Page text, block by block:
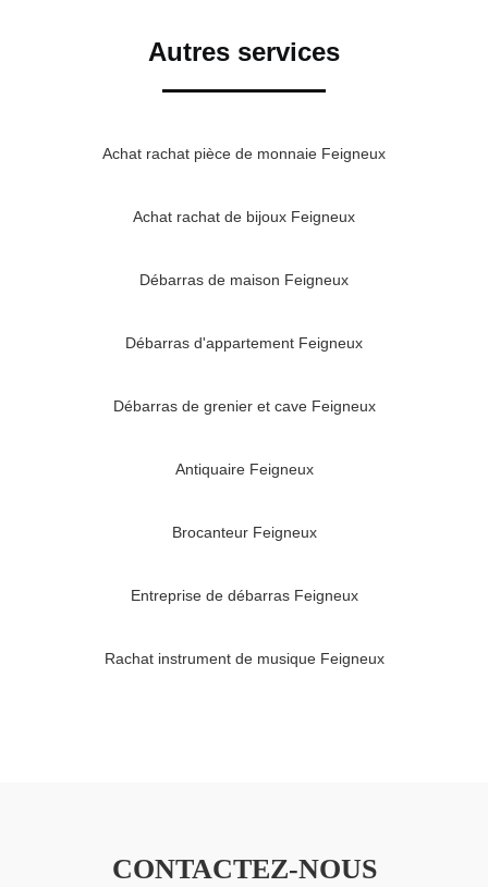
Autres services
Achat rachat pièce de monnaie Feigneux
Achat rachat de bijoux Feigneux
Débarras de maison Feigneux
Débarras d'appartement Feigneux
Débarras de grenier et cave Feigneux
Antiquaire Feigneux
Brocanteur Feigneux
Entreprise de débarras Feigneux
Rachat instrument de musique Feigneux
CONTACTEZ-NOUS